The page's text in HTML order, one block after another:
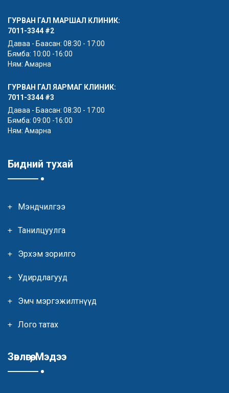
ГУРВАН ГАЛ МАРШАЛ КЛИНИК:
7011-3344 #2
Даваа - Баасан: 08:30 - 17:00
Бямба: 10:00 -16:00
Ням: Амарна
ГУРВАН ГАЛ ЯАРМАГ КЛИНИК:
7011-3344 #3
Даваа - Баасан: 08:30 - 17:00
Бямба: 09:00 -16:00
Ням: Амарна
Бидний тухай
Мэндчилгээ
Танилцуулга
Эрхэм зорилго
Удирдлагууд
Эмч мэргэжилтнүүд
Лого татах
Зөвлөгөө, Мэдээ